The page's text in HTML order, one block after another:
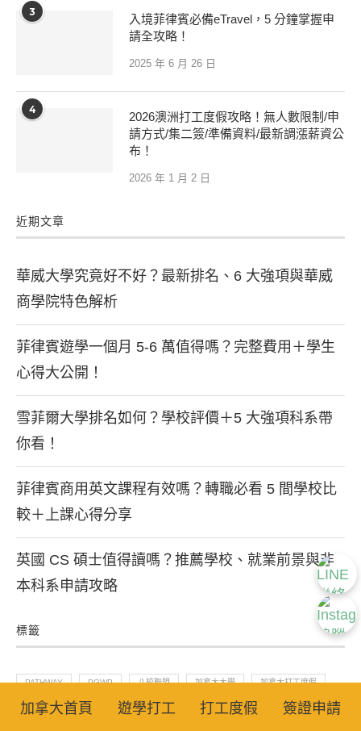
3
入境菲律賓必備eTravel，5 分鐘掌握申
請全攻略！
2025 年 6 月 26 日
4
2026澳洲打工度假攻略！無人數限制/申
請方式/集二簽/準備資料/最新調漲薪資公
布！
2026 年 1 月 2 日
近期文章
華威大學究竟好不好？最新排名、6 大強項與華威
商學院特色解析
菲律賓遊學一個月 5-6 萬值得嗎？完整費用＋學生
心得大公開！
雪菲爾大學排名如何？學校評價＋5 大強項科系帶
你看！
菲律賓商用英文課程有效嗎？轉職必看 5 間學校比
較＋上課心得分享
英國 CS 碩士值得讀嗎？推薦學校、就業前景與非
本科系申請攻略
標籤
PATHWAY PGWP 八校聯盟 加拿大大學 加拿大打工度假
加拿大留學 加拿大簽證 加拿大高中 學英文
加拿大首頁 遊學打工 打工度假 簽證申請